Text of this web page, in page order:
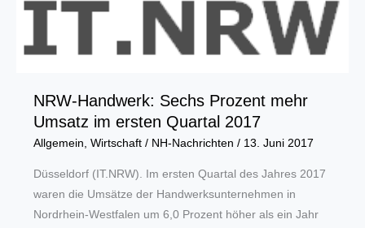
steht
breiterer
NRW-Handwerk: Sechs Prozent mehr
Umsatz im ersten Quartal 2017
Allgemein Wirtschaft/ NH-Nachrichten / 13. Juni 2017
Düsseldorf (IT.NRW). Im ersten Quartal des Jahres 2017
waren die Umsätze der Handwerksunternehmen in
Nordrhein-Westfalen um 6,0 Prozent höher als ein Jahr